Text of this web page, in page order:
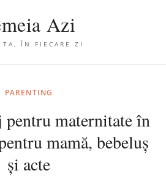
Azi
TA, ÎN FIECARE ZI
PARENTING
pentru maternitate în
mamă, bebeluș
și acte